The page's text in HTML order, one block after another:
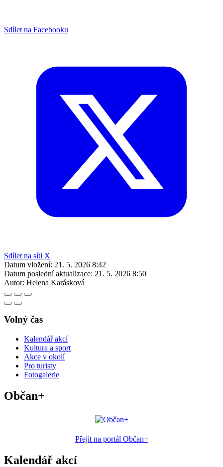
Sdílet na Facebooku
Sdílet na síti X
Datum vložení: 21. 5. 2026 8:42
Datum poslední aktualizace: 21. 5. 2026 8:50
Autor: Helena Karásková
Volný čas
Kalendář akcí
Kultura a sport
Akce v okolí
Pro turisty
Fotogalerie
Občan+
Přejít na portál Občan+
Kalendář akcí